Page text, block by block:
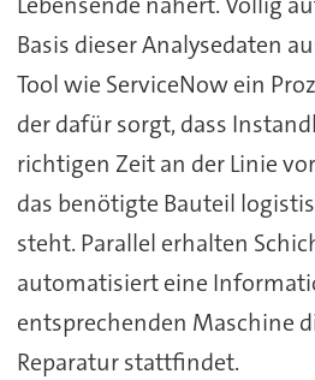
Basis dieser Analysedaten
Tool wie ServiceNow ein
der dafür sorgt, dass
richtigen Zeit an der Linie
das benötigte Bauteil
steht. Parallel erhalten
automatisiert eine
entsprechenden Maschine
Reparatur stattfindet.